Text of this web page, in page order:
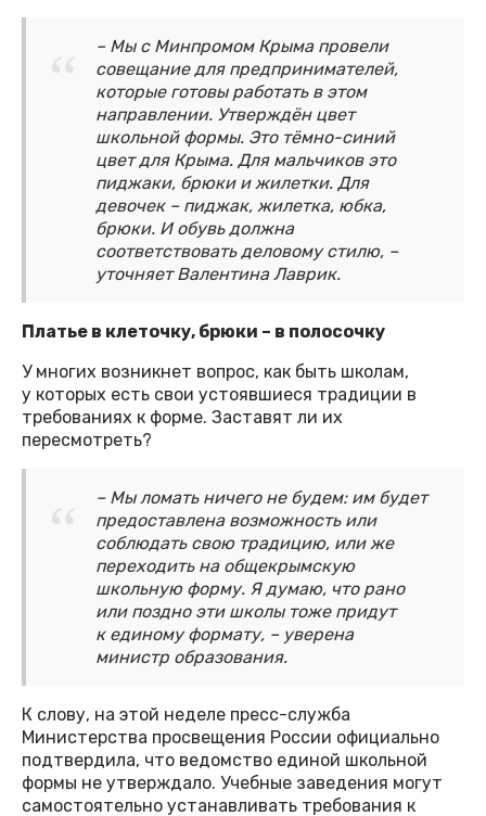
– Мы с Минпромом Крыма провели
совещание для предпринимателей,
которые готовы работать в этом
направлении. Утверждён цвет
школьной формы. Это тёмно-синий
цвет для Крыма. Для мальчиков это
пиджаки, брюки и жилетки. Для
девочек – пиджак, жилетка, юбка,
брюки. И обувь должна
соответствовать деловому стилю, –
уточняет Валентина Лаврик.
Платье в клеточку, брюки – в полосочку
У многих возникнет вопрос, как быть школам,
у которых есть свои устоявшиеся традиции в
требованиях к форме. Заставят ли их
пересмотреть?
– Мы ломать ничего не будем: им будет
предоставлена возможность или
соблюдать свою традицию, или же
переходить на общекрымскую
школьную форму. Я думаю, что рано
или поздно эти школы тоже придут
к единому формату, – уверена
министр образования.
К слову, на этой неделе пресс-служба
Министерства просвещения России официально
подтвердила, что ведомство единой школьной
формы не утверждало. Учебные заведения могут
самостоятельно устанавливать требования к